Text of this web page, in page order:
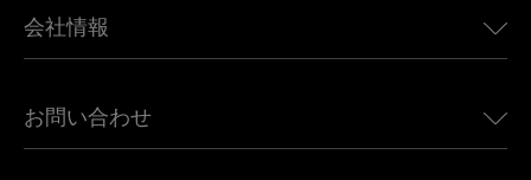
カナダ向けeSIM
アフリカ向けeSIM
すべての目的地を見る
Land Rover向けUbigi
Jeep向けUbigi
会社情報
Ubigi関連プレス
お問い合わせ